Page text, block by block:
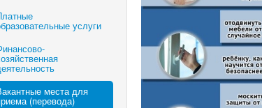
услуги
места для
(перевода)